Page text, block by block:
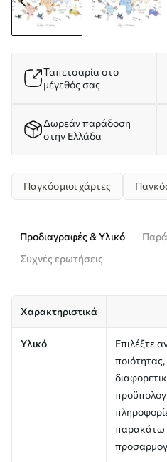
Ταπετσαρία στο
μέγεθός σας
Δωρεάν παράδοση
στην Ελλάδα
Παγκόσμιοι χάρτες
Προδιαγραφές & Υλικό
Συχνές ερωτήσεις
Χαρακτηριστικά
Υλικό
Επιλέξτε
παρακάτω